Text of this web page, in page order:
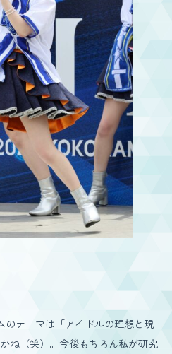
テーマは「アイドルの理想と現
ね（笑）。今後もちろん私が研究